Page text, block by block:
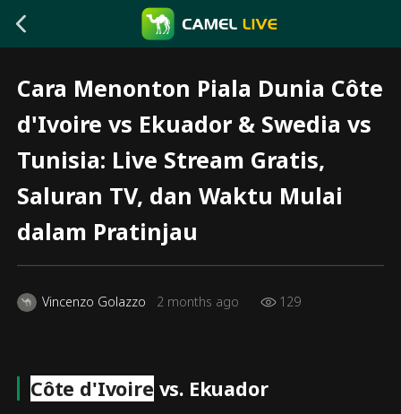
Cara Menonton Piala Dunia Côte
d'Ivoire vs Ekuador & Swedia vs
Tunisia: Live Stream Gratis,
Saluran TV, dan Waktu Mulai
dalam Pratinjau
Vincenzo Golazzo 2 months ago 129
Côte d'Ivoire vs. Ekuador